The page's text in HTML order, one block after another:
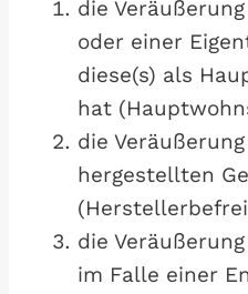
die
oder einer
diese(s) als
hat
die
hergestellten
die
im Falle einer